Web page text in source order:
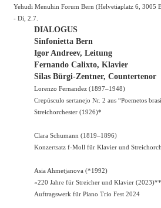
Yehudi Menuhin Forum Bern (Helvetiaplatz 6, 3005
- Di, 2.7.
DIALOGUS
Sinfonietta Bern
Igor Andreev, Leitung
Fernando Calixto, Klavier
Silas Bürgi-Zentner, Countertenor
Lorenzo Fernandez (1897–1948)
Crepúsculo sertanejo Nr. 2 aus “Poemetos
Streichorchester (1926)*
Clara Schumann (1819–1896)
Konzertsatz f-Moll für Klavier und
Asia Ahmetjanova (*1992)
«220 Jahre für Streicher und Klavier (2023)**
Auftragswerk für Piano Trio Fest 2024